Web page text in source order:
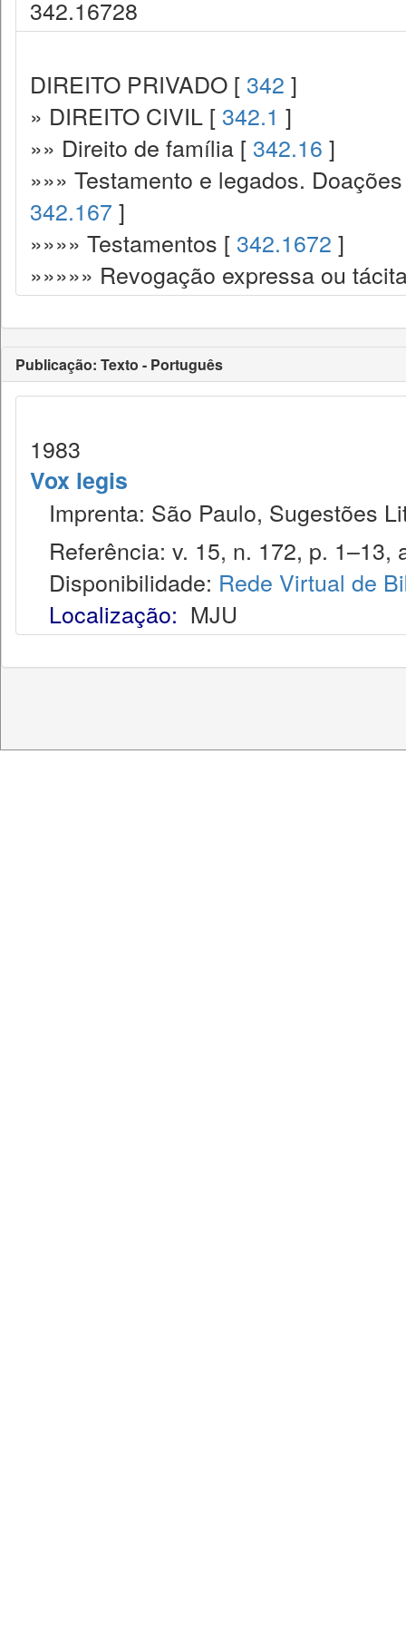
342.16728
DIREITO PRIVADO [ 342 ]
» DIREITO CIVIL [ 342.1 ]
»» Direito de família [ 342.16 ]
»»» Testamento e legados.
342.167 ]
»»»» Testamentos [ 342.1672 ]
»»»»» Revogação expressa ou
Publicação: Texto - Português
1983
Vox legis
Imprenta: São Paulo, Sugestões
Referência: v. 15, n. 172, p. 1–13,
Disponibilidade: Rede Virtual de
Localização: MJU